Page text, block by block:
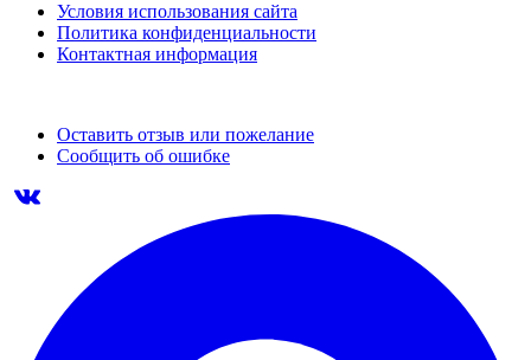
Условия использования сайта
Политика конфиденциальности
Контактная информация
Оставить отзыв или пожелание
Сообщить об ошибке